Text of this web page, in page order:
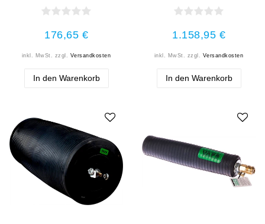
176,65 €
inkl. MwSt. zzgl. Versandkosten
In den Warenkorb
1.158,95 €
inkl. MwSt. zzgl. Versandkosten
In den Warenkorb